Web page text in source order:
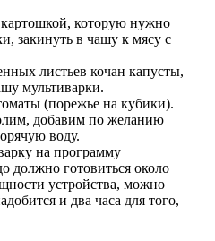
которую нужно
закинуть в чашу к мясу с
листьев кочан капусты,
мультиварки.
(порежье на кубики).
добавим по желанию
воду.
на программу
должно готовиться около
устройства, можно
и два часа для того,